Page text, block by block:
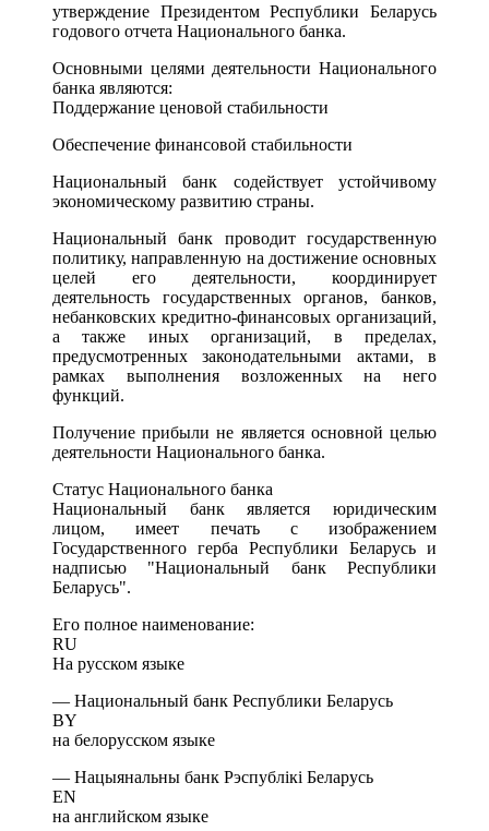
утверждение Президентом Республики Беларусь
годового отчета Национального банка.
Основными целями деятельности Национального
банка являются:
Поддержание ценовой стабильности
Обеспечение финансовой стабильности
Национальный банк содействует устойчивому
экономическому развитию страны.
Национальный банк проводит государственную
политику, направленную на достижение основных
целей его деятельности, координирует
деятельность государственных органов, банков,
небанковских кредитно-финансовых организаций,
а также иных организаций, в пределах,
предусмотренных законодательными актами, в
рамках выполнения возложенных на него
функций.
Получение прибыли не является основной целью
деятельности Национального банка.
Статус Национального банка
Национальный банк является юридическим
лицом, имеет печать с изображением
Государственного герба Республики Беларусь и
надписью "Национальный банк Республики
Беларусь".
Его полное наименование:
RU
На русском языке
— Национальный банк Республики Беларусь
BY
на белорусском языке
— Нацыянальны банк Рэспублiкi Беларусь
EN
на английском языке